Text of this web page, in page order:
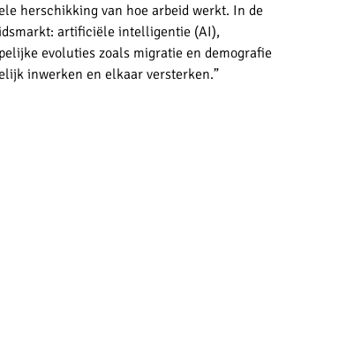
herschikking van hoe arbeid werkt. In de
artificiële intelligentie (AI),
evoluties zoals migratie en demografie
inwerken en elkaar versterken.”